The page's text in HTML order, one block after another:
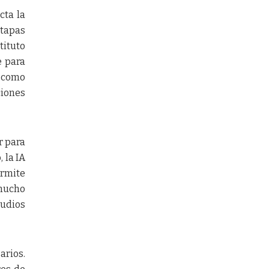
la
para
para
la IA